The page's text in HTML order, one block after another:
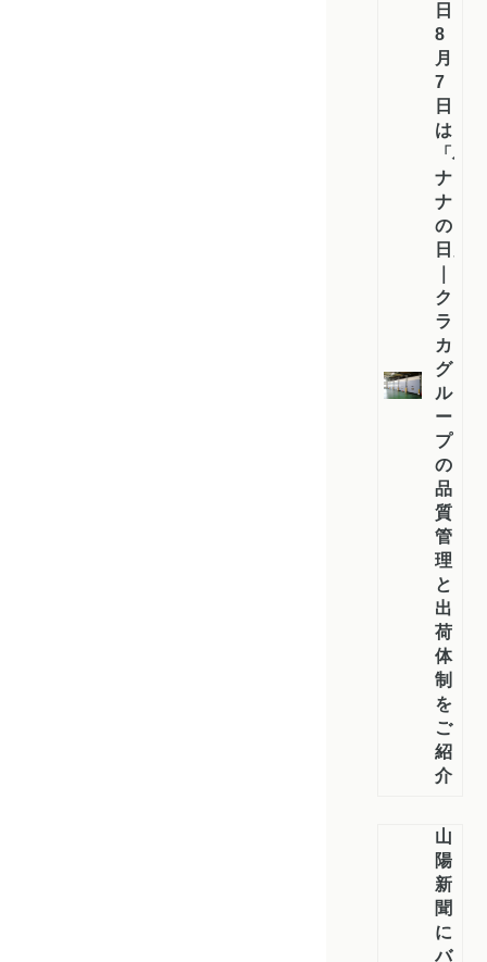
日
8
月
7
日
は
「バ
ナ
ナ
の
日」
ク
ラ
カ
グ
ル
ー
プ
の
品
質
管
理
と
出
荷
体
制
を
ご
紹
介
山
陽
新
聞
に
バ